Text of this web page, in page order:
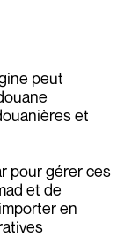
peut
et
pour gérer ces
et de
en